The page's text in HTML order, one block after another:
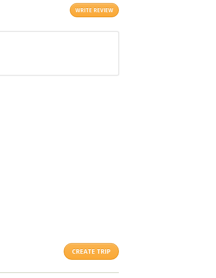
WRITE REVIEW
CREATE TRIP